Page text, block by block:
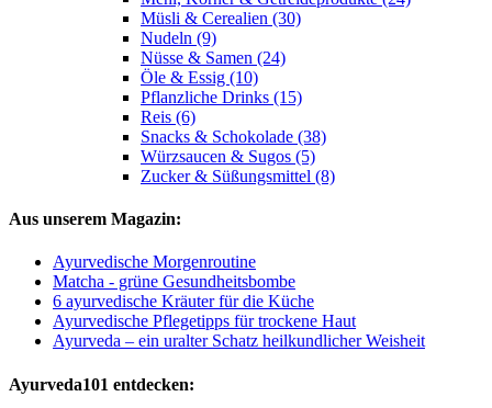
Müsli & Cerealien (30)
Nudeln (9)
Nüsse & Samen (24)
Öle & Essig (10)
Pflanzliche Drinks (15)
Reis (6)
Snacks & Schokolade (38)
Würzsaucen & Sugos (5)
Zucker & Süßungsmittel (8)
Aus unserem Magazin:
Ayurvedische Morgenroutine
Matcha - grüne Gesundheitsbombe
6 ayurvedische Kräuter für die Küche
Ayurvedische Pflegetipps für trockene Haut
Ayurveda – ein uralter Schatz heilkundlicher Weisheit
Ayurveda101 entdecken: